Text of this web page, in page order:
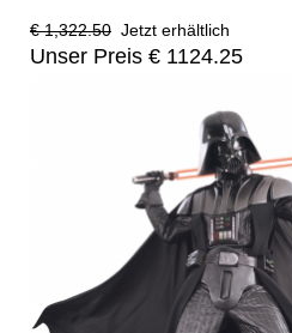
€ 1,322.50 Jetzt erhältlich
Unser Preis € 1124.25